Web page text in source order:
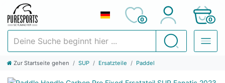
Suchen
0 0
Zur Startseite gehen SUP Ersatzteile Paddel